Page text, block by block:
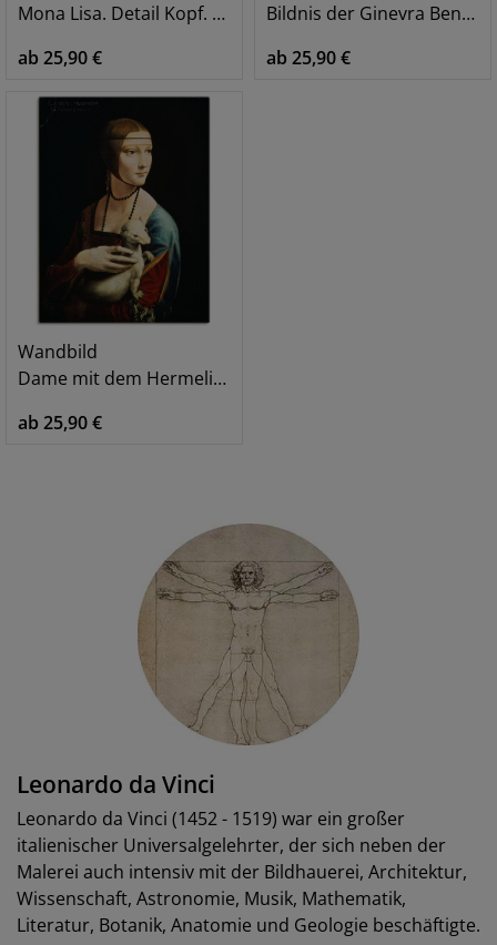
Mona Lisa. Detail Kopf. 1503-1506
ab 25,90 €
Bildnis der Ginevra Benci. 1474-79
ab 25,90 €
Wandbild
Dame mit dem Hermelin Porträt
ab 25,90 €
Leonardo da Vinci
Leonardo da Vinci (1452 - 1519) war ein großer
italienischer Universalgelehrter, der sich neben der
Malerei auch intensiv mit der Bildhauerei, Architektur,
Wissenschaft, Astronomie, Musik, Mathematik,
Literatur, Botanik, Anatomie und Geologie beschäftigte.